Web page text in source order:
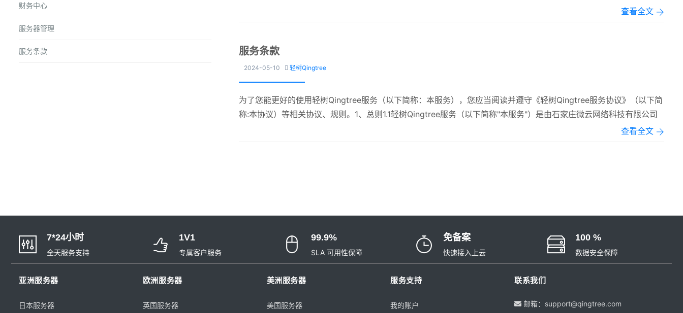
财务中心
服务器管理
服务条款
查看全文
服务条款
2024-05-10  轻树Qingtree
为了您能更好的使用轻树Qingtree服务（以下简称：本服务），您应当阅读并遵守《轻树Qingtree服务协议》（以下简
称:本协议）等相关协议、规则。1、总则1.1轻树Qingtree服务（以下简称"本服务"）是由石家庄微云网络科技有限公司
查看全文
7*24小时
全天服务支持
1V1
专属客户服务
99.9%
SLA 可用性保障
免备案
快速接入上云
100 %
数据安全保障
亚洲服务器
日本服务器
欧洲服务器
英国服务器
美洲服务器
美国服务器
服务支持
我的账户
联系我们
邮箱：support@qingtree.com